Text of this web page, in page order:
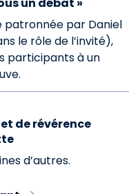
patronnée par Daniel
le rôle de l’invité),
participants à un
de révérence
d’autres.